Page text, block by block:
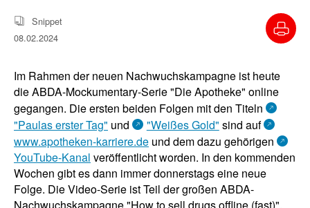
Inhalt
zur
Snippet
08.02.2024
Im Rahmen der neuen Nachwuchskampagne ist heute
die ABDA-Mockumentary-Serie "Die Apotheke" online
gegangen. Die ersten beiden Folgen mit den Titeln
"Paulas erster Tag" und "Weißes Gold" sind auf
www.apotheken-karriere.de und dem dazu gehörigen
YouTube-Kanal veröffentlicht worden. In den kommenden
Wochen gibt es dann immer donnerstags eine neue
Folge. Die Video-Serie ist Teil der großen ABDA-